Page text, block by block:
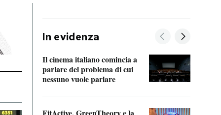
In evidenza
Il cinema italiano comincia a
parlare del problema di cui
nessuno vuole parlare